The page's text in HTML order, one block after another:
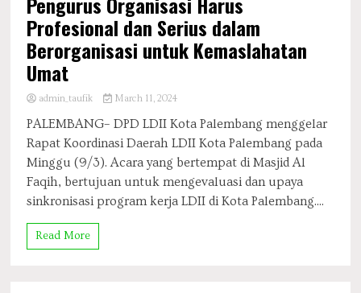
Profesional dan Serius dalam
Berorganisasi untuk Kemaslahatan
Umat
admin_taufik March 11, 2024
PALEMBANG– DPD LDII Kota Palembang menggelar
Rapat Koordinasi Daerah LDII Kota Palembang pada
Minggu (9/3). Acara yang bertempat di Masjid Al
Faqih, bertujuan untuk mengevaluasi dan upaya
sinkronisasi program kerja LDII di Kota Palembang....
Read More